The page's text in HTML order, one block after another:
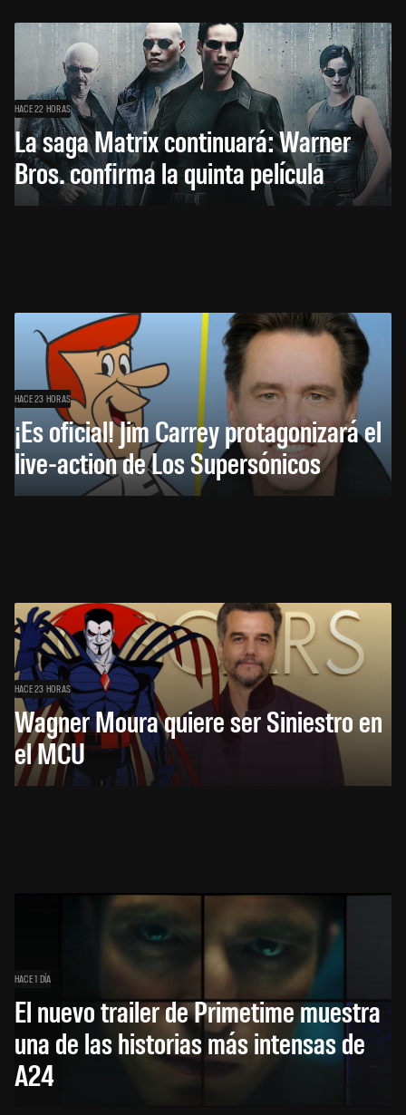
HACE 22 HORAS
La saga Matrix continuará: Warner
Bros. confirma la quinta película
HACE 23 HORAS
¡Es oficial! Jim Carrey protagonizará el
live-action de Los Supersónicos
HACE 23 HORAS
Wagner Moura quiere ser Siniestro en
el MCU
HACE 1 DÍA
El nuevo trailer de Primetime muestra
una de las historias más intensas de
A24